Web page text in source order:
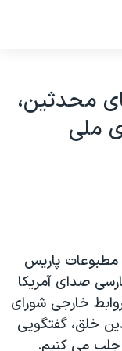
محدثين،
ملی
مطبوعات پاريس
صدای آمريکا
خارجی شورای
خلق، گفتگويی
جلب می کنيم.